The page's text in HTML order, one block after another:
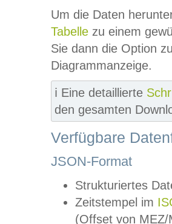
Um die Daten
Tabelle zu einem
Sie dann die Option
Diagrammanzeige.
ℹ️ Eine detaillierte
den gesamten
Verfügbare
JSON-Format
Strukturiertes
Zeitstempel im
(Offset von MEZ/